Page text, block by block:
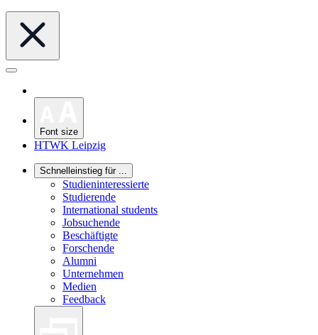
Font size
HTWK Leipzig
Schnelleinstieg für ...
Studieninteressierte
Studierende
International students
Jobsuchende
Beschäftigte
Forschende
Alumni
Unternehmen
Medien
Feedback